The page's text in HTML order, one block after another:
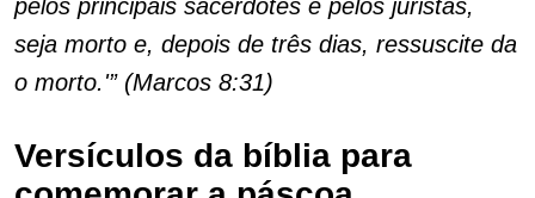
pelos principais sacerdotes e pelos juristas,
seja morto e, depois de três dias, ressuscite da
o morto.'” (Marcos 8:31)
Versículos da bíblia para